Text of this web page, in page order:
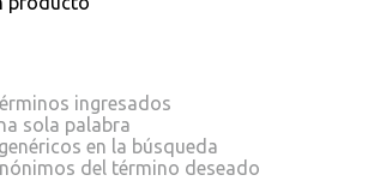
ingresados
sola palabra
en la búsqueda
del término deseado